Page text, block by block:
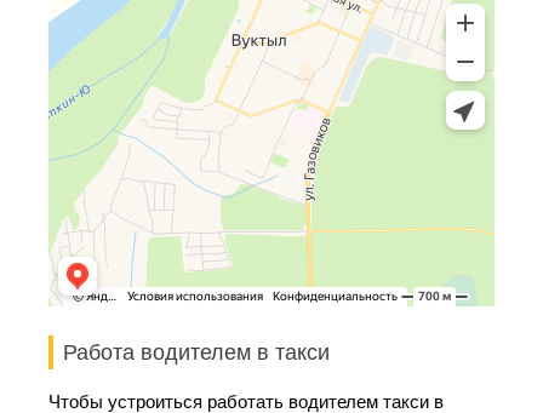
Работа водителем в такси
Чтобы устроиться работать водителем такси в